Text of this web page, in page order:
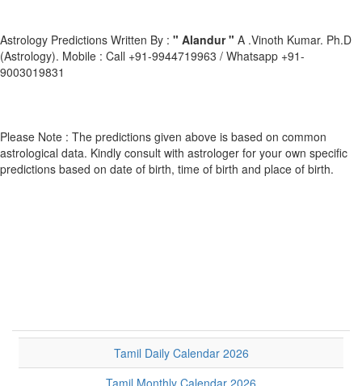
Astrology Predictions Written By : " Alandur " A .Vinoth Kumar. Ph.D
(Astrology). Mobile : Call +91-9944719963 / Whatsapp +91-
9003019831
Please Note : The predictions given above is based on common
astrological data. Kindly consult with astrologer for your own specific
predictions based on date of birth, time of birth and place of birth.
Tamil Daily Calendar 2026
Tamil Monthly Calendar 2026